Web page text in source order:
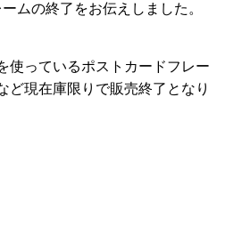
ムの終了をお伝えしました。
使っているポストカードフレー
ど現在庫限りで販売終了となり